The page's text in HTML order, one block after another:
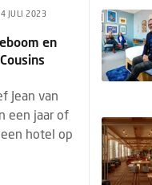
JULI 2023
en
Jean van
een jaar of
hotel op